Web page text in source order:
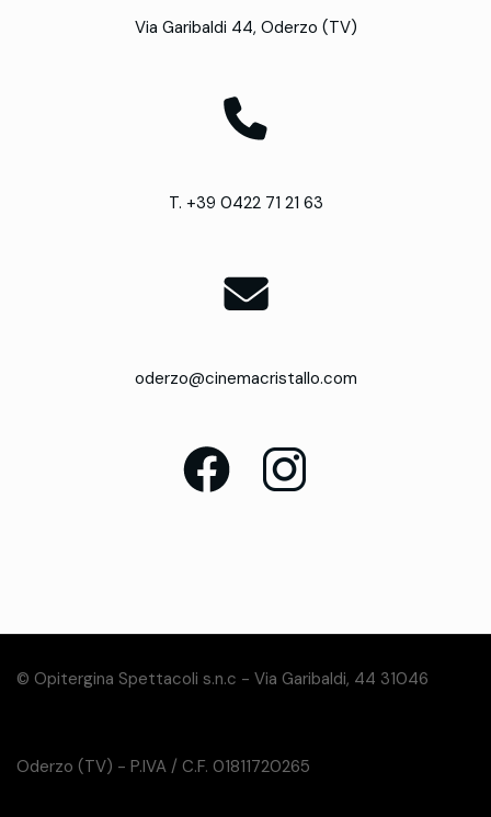
Via Garibaldi 44, Oderzo (TV)
T. +39 0422 71 21 63
oderzo@cinemacristallo.com
© Opitergina Spettacoli s.n.c - Via Garibaldi, 44 31046
Oderzo (TV) - P.IVA / C.F. 01811720265